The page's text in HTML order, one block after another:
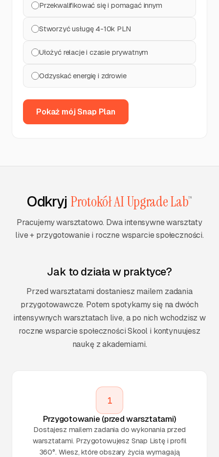
Przekwalifikować się i pomagać innym
Stworzyć usługę 4-10k PLN
Ułożyć relacje i czasie prywatnym
Odzyskać energię i zdrowie
Pokaż mój Snap Plan
Odkryj Protokół AI Upgrade Lab™
Pracujemy warsztatowo. Dwa intensywne warsztaty
live + przygotowanie i roczne wsparcie społeczności.
Jak to działa w praktyce?
Przed warsztatami dostaniesz mailem zadania
przygotowawcze. Potem spotykamy się na dwóch
intensywnych warsztatach live, a po nich wchodzisz w
roczne wsparcie społeczności Skool i kontynuujesz
naukę z akademiami.
1
Przygotowanie (przed warsztatami)
Dostajesz mailem zadania do wykonania przed
warsztatami. Przygotowujesz Snap Listę i profil
360°. Wiesz, które obszary życia wymagają